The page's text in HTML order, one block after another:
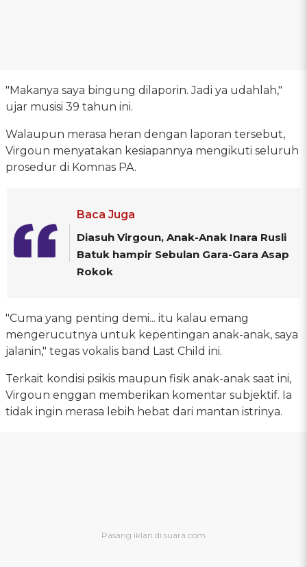
"Makanya saya bingung dilaporin. Jadi ya udahlah,"
ujar musisi 39 tahun ini.
Walaupun merasa heran dengan laporan tersebut,
Virgoun menyatakan kesiapannya mengikuti seluruh
prosedur di Komnas PA.
Baca Juga
Diasuh Virgoun, Anak-Anak Inara Rusli
Batuk hampir Sebulan Gara-Gara Asap
Rokok
"Cuma yang penting demi... itu kalau emang
mengerucutnya untuk kepentingan anak-anak, saya
jalanin," tegas vokalis band Last Child ini.
Terkait kondisi psikis maupun fisik anak-anak saat ini,
Virgoun enggan memberikan komentar subjektif. Ia
tidak ingin merasa lebih hebat dari mantan istrinya.